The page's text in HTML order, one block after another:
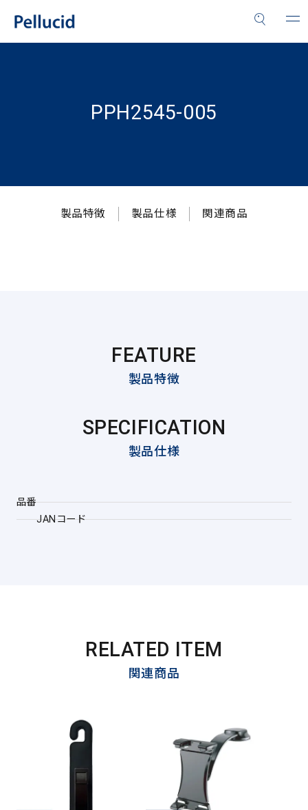
PPH2545-005
製品特徴 製品仕様 関連商品
FEATURE
製品特徴
SPECIFICATION
製品仕様
品番
JANコード
RELATED ITEM
関連商品